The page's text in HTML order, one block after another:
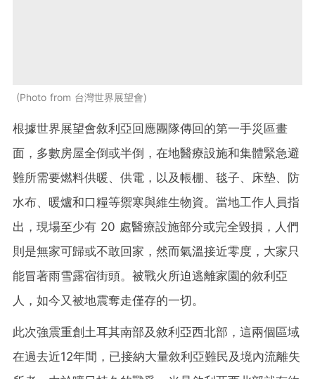
Photo from 台灣世界展望會
根據世界展望會敘利亞回應團隊傳回的第一手災區畫
面，多數房屋全倒或半倒，在地醫療設施和集體緊急避
難所需要燃料供暖、供電，以及帳棚、毯子、床墊、防
水布、暖爐和口糧等禦寒與維生物資。當地工作人員指
出，現場至少有 20 處醫療設施部分或完全毀損，人們
則是無家可歸或不敢回家，然而氣溫接近零度，大家只
能冒著雨雪露宿街頭。被戰火所迫逃離家園的敘利亞
人，如今又被地震奪走僅存的一切。
此次強震重創土耳其南部及敘利亞西北部，這兩個區域
在過去近12年間，已接納大量敘利亞難民及境內流離失